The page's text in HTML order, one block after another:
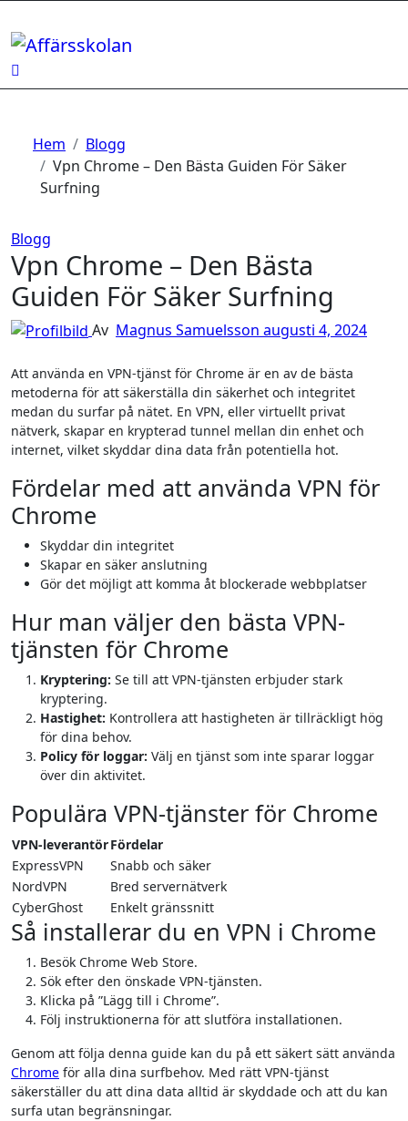
till
innehåll
Hem
Blogg
Vpn Chrome – Den Bästa Guiden För Säker
Surfning
Blogg
Vpn Chrome – Den Bästa
Guiden För Säker Surfning
Av Magnus Samuelsson augusti 4, 2024
Att använda en VPN-tjänst för Chrome är en av de bästa
metoderna för att säkerställa din säkerhet och integritet
medan du surfar på nätet. En VPN, eller virtuellt privat
nätverk, skapar en krypterad tunnel mellan din enhet och
internet, vilket skyddar dina data från potentiella hot.
Fördelar med att använda VPN för
Chrome
Skyddar din integritet
Skapar en säker anslutning
Gör det möjligt att komma åt blockerade webbplatser
Hur man väljer den bästa VPN-
tjänsten för Chrome
Kryptering: Se till att VPN-tjänsten erbjuder stark
kryptering.
Hastighet: Kontrollera att hastigheten är tillräckligt hög
för dina behov.
Policy för loggar: Välj en tjänst som inte sparar loggar
över din aktivitet.
Populära VPN-tjänster för Chrome
VPN-leverantörFördelar
ExpressVPN
Snabb och säker
NordVPN
Bred servernätverk
CyberGhost
Enkelt gränssnitt
Så installerar du en VPN i Chrome
Besök Chrome Web Store.
Sök efter den önskade VPN-tjänsten.
Klicka på ”Lägg till i Chrome”.
Följ instruktionerna för att slutföra installationen.
Genom att följa denna guide kan du på ett säkert sätt använda
Chrome för alla dina surfbehov. Med rätt VPN-tjänst
säkerställer du att dina data alltid är skyddade och att du kan
surfa utan begränsningar.